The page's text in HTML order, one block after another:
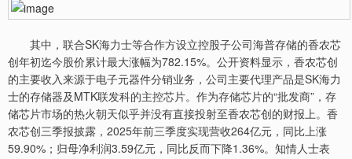
其中，联合SK海力士等合作方设立控股子公司海普存储的香农芯
创年初迄今股价累计最大涨幅为782.15%。公开资料显示，香农芯创
的主要收入来源于电子元器件分销业务，公司主要代理产品是SK海力
士的存储器及MTK联发科的主控芯片。作为存储芯片的“批发商”，存
储芯片市场的热火朝天似乎并没有直接投射至香农芯创的财报上。香
农芯创三季报披露，2025年前三季度实现营收264亿元，同比上涨
59.90%；归母净利润3.59亿元，同比反而下降1.36%。知情人士表